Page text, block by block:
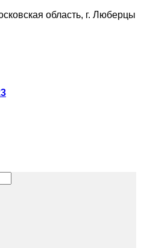
область, г. Люберцы